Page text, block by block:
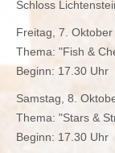
Schloss
Freitag, 7. Oktober
Thema: "Fish &
Beginn: 17.30 Uhr
Samstag, 8.
Thema: "Stars &
Beginn: 17.30 Uhr